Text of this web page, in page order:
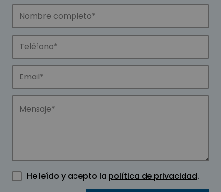
He leído y acepto la política de privacidad.